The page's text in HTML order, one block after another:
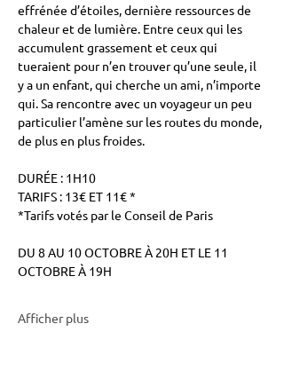
effrénée d’étoiles, dernière ressources de
chaleur et de lumière. Entre ceux qui les
accumulent grassement et ceux qui
tueraient pour n’en trouver qu’une seule, il
y a un enfant, qui cherche un ami, n’importe
qui. Sa rencontre avec un voyageur un peu
particulier l’amène sur les routes du monde,
de plus en plus froides.
DURÉE : 1H10
TARIFS : 13€ ET 11€ *
*Tarifs votés par le Conseil de Paris
DU 8 AU 10 OCTOBRE À 20H ET LE 11
OCTOBRE À 19H
Afficher plus